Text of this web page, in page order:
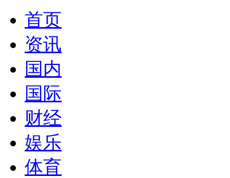
首页
资讯
国内
国际
财经
娱乐
体育